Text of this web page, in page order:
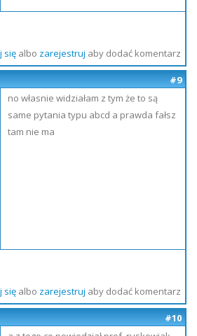
sięalbo zarejestruj aby dodać komentarz
#9
no własnie widziałam z tym że to są
same pytania typu abcd a prawda fałsz
tam nie ma
sięalbo zarejestruj aby dodać komentarz
#10